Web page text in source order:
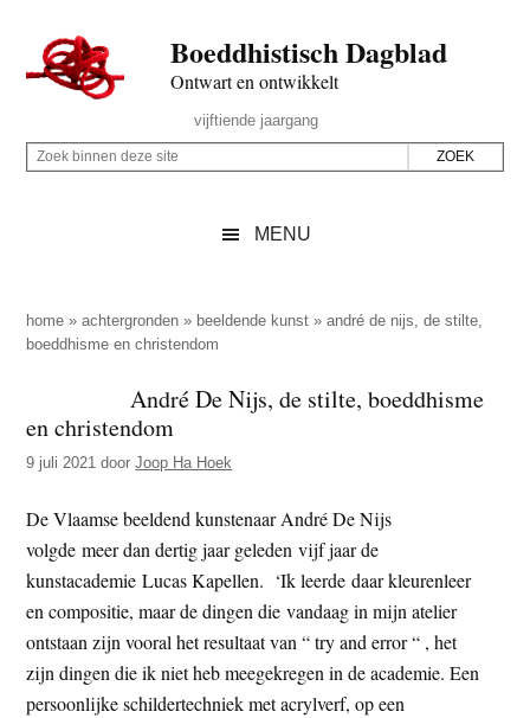
naar
de
inhoud
secondary
naar
de
sidebar
naar
de
Boeddhistisch Dagblad
Ontwart en ontwikkelt
Rechts
vijftiende jaargang
Z
p
d
z
e
i
t
e
Z
i
n
n
d
z
e
s
i
t
e
MENU
home »achtergronden » beeldende kunst »andré de nijs, de stilte,
boeddhisme en christendom
André De Nijs, de stilte, boeddhisme
en christendom
9 juli 2021 doorJoop Ha Hoek
De Vlaamse beeldend kunstenaar André De Nijs
volgde meer dan dertig jaar geleden vijf jaar de
kunstacademie Lucas Kapellen. ‘Ik leerde daar kleurenleer
en compositie, maar de dingen die vandaag in mijn atelier
ontstaan zijn vooral het resultaat van “ try and error “ , het
zijn dingen die ik niet heb meegekregen in de academie. Een
persoonlijke schildertechniek met acrylverf, op een